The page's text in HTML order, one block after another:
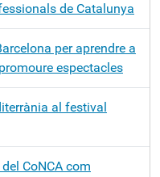
de Catalunya
per aprendre a
espectacles
al festival
CoNCA com